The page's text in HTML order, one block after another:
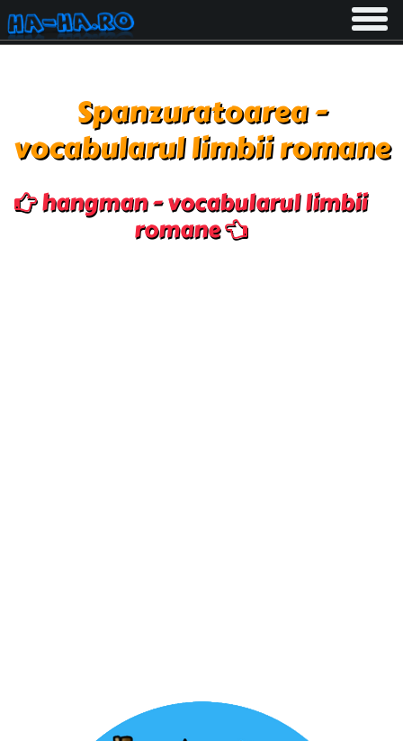
Toggle
Spanzuratoarea -
vocabularul limbii romane
hangman - vocabularul limbii
romane